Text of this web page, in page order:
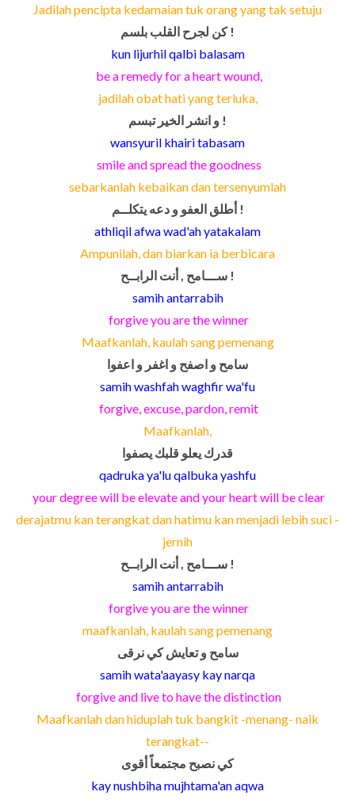
Jadilah pencipta kedamaian tuk orang yang tak setuju
كن لجرح القلب بلسم !
kun lijurhil qalbi balasam
be a remedy for a heart wound,
jadilah obat hati yang terluka,
و انشر الخير تبسم !
wansyuril khairi tabasam
smile and spread the goodness
sebarkanlah kebaikan dan tersenyumlah
أطلق العفو و دعه يتكلــم !
athliqil afwa wad'ah yatakalam
Ampunilah, dan biarkan ia berbicara
ســـامح , أنت الرابــح !
samih antarrabih
forgive you are the winner
Maafkanlah, kaulah sang pemenang
سامح و اصفح و اغفر و اعفوا
samih washfah waghfir wa'fu
forgive, excuse, pardon, remit
Maafkanlah,
قدرك يعلو قلبك يصفوا
qadruka ya'lu qalbuka yashfu
your degree will be elevate and your heart will be clear
derajatmu kan terangkat dan hatimu kan menjadi lebih suci -
jernih
ســـامح , أنت الرابــح !
samih antarrabih
forgive you are the winner
maafkanlah, kaulah sang pemenang
سامح و تعايش كي نرقى
samih wata'aayasy kay narqa
forgive and live to have the distinction
Maafkanlah dan hiduplah tuk bangkit -menang- naik
terangkat--
كي نصبح مجتمعاً أقوى
kay nushbiha mujhtama'an aqwa